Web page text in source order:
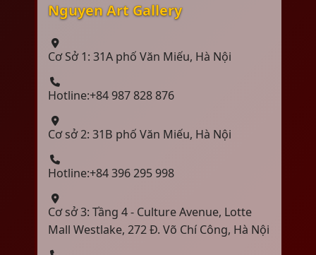
Nguyen Art Gallery
Cơ Sở 1: 31A phố Văn Miếu, Hà Nội
Hotline:+84 987 828 876
Cơ sở 2: 31B phố Văn Miếu, Hà Nội
Hotline:+84 396 295 998
Cơ sở 3: Tầng 4 - Culture Avenue, Lotte
Mall Westlake, 272 Đ. Võ Chí Công, Hà Nội